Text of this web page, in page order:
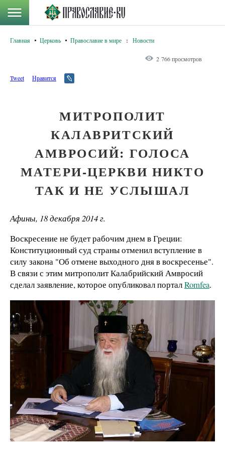
Главная Церковь Православие в мире : Новости
2 766 просмотров
Tweet Нравится
МИТРОПОЛИТ
КАЛАВРИТСКИЙ
АМВРОСИЙ: ГОЛОСА
МАТЕРИ-ЦЕРКВИ НИКТО
ТАК И НЕ УСЛЫШАЛ
Афины, 18 декабря 2014 г.
Воскресение не будет рабочим днем в Греции:
Конституционный суд страны отменил вступление в
силу закона "Об отмене выходного дня в воскресенье".
В связи с этим митрополит Калабрийский Амвросий
сделал заявление, которое опубликовал порталRomfea.